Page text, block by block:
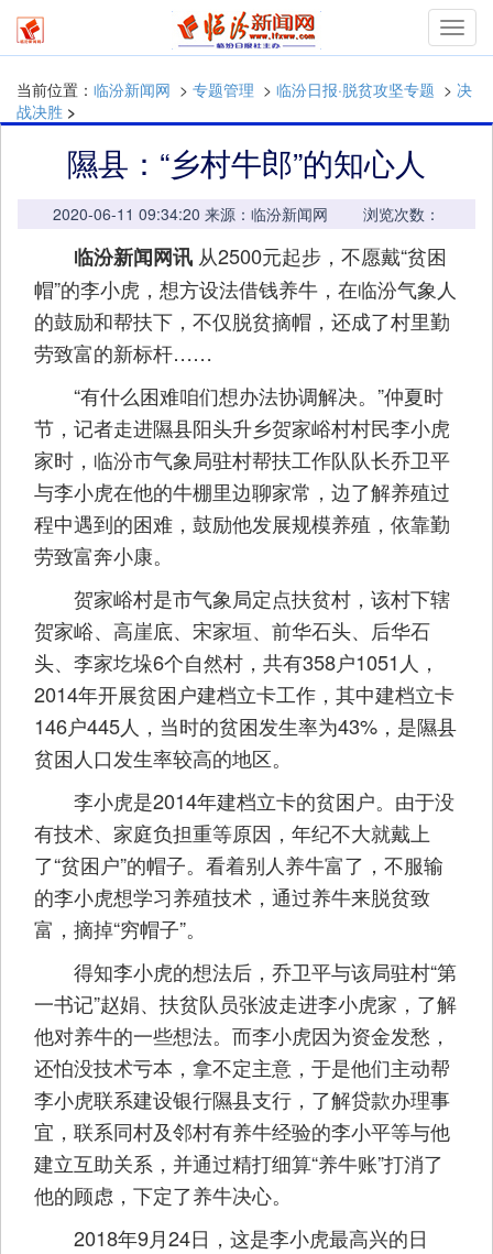
当前位置： 临汾新闻网 > 专题管理 > 临汾日报·脱贫攻坚专题 > 决
战决胜 >
隰县：“乡村牛郎”的知心人
2020-06-11 09:34:20 来源：临汾新闻网 浏览次数：
临汾新闻网讯 从2500元起步，不愿戴“贫困
帽”的李小虎，想方设法借钱养牛，在临汾气象人
的鼓励和帮扶下，不仅脱贫摘帽，还成了村里勤
劳致富的新标杆……
“有什么困难咱们想办法协调解决。”仲夏时
节，记者走进隰县阳头升乡贺家峪村村民李小虎
家时，临汾市气象局驻村帮扶工作队队长乔卫平
与李小虎在他的牛棚里边聊家常，边了解养殖过
程中遇到的困难，鼓励他发展规模养殖，依靠勤
劳致富奔小康。
贺家峪村是市气象局定点扶贫村，该村下辖
贺家峪、高崖底、宋家垣、前华石头、后华石
头、李家圪垛6个自然村，共有358户1051人，
2014年开展贫困户建档立卡工作，其中建档立卡
146户445人，当时的贫困发生率为43%，是隰县
贫困人口发生率较高的地区。
李小虎是2014年建档立卡的贫困户。由于没
有技术、家庭负担重等原因，年纪不大就戴上
了“贫困户”的帽子。看着别人养牛富了，不服输
的李小虎想学习养殖技术，通过养牛来脱贫致
富，摘掉“穷帽子”。
得知李小虎的想法后，乔卫平与该局驻村“第
一书记”赵娟、扶贫队员张波走进李小虎家，了解
他对养牛的一些想法。而李小虎因为资金发愁，
还怕没技术亏本，拿不定主意，于是他们主动帮
李小虎联系建设银行隰县支行，了解贷款办理事
宜，联系同村及邻村有养牛经验的李小平等与他
建立互助关系，并通过精打细算“养牛账”打消了
他的顾虑，下定了养牛决心。
2018年9月24日，这是李小虎最高兴的日